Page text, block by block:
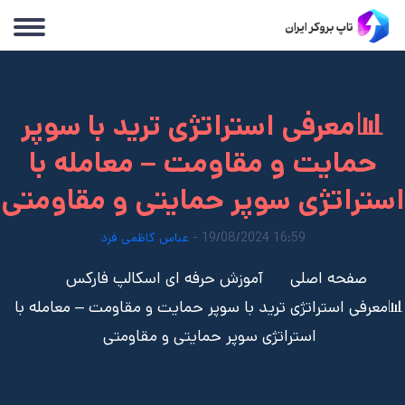
📊معرفی استراتژی ترید با سوپر
حمایت و مقاومت – معامله با
استراتژی سوپر حمایتی و مقاومتی
16:59 19/08/2024 - عباس کاظمی فرد
صفحه اصلی
آموزش حرفه ای اسکالپ فارکس
📊معرفی استراتژی ترید با سوپر حمایت و مقاومت – معامله با
استراتژی سوپر حمایتی و مقاومتی